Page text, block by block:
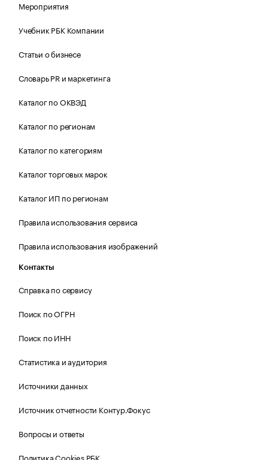
Мероприятия
Учебник РБК Компании
Статьи о бизнесе
Словарь PR и маркетинга
Каталог по ОКВЭД
Каталог по регионам
Каталог по категориям
Каталог торговых марок
Каталог ИП по регионам
Правила использования сервиса
Правила использования изображений
Контакты
Справка по сервису
Поиск по ОГРН
Поиск по ИНН
Статистика и аудитория
Источники данных
Источник отчетности Контур.Фокус
Вопросы и ответы
Политика Cookies РБК